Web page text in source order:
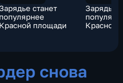
станет
популярнее
Красной площади
Зарядье
Красной
снова